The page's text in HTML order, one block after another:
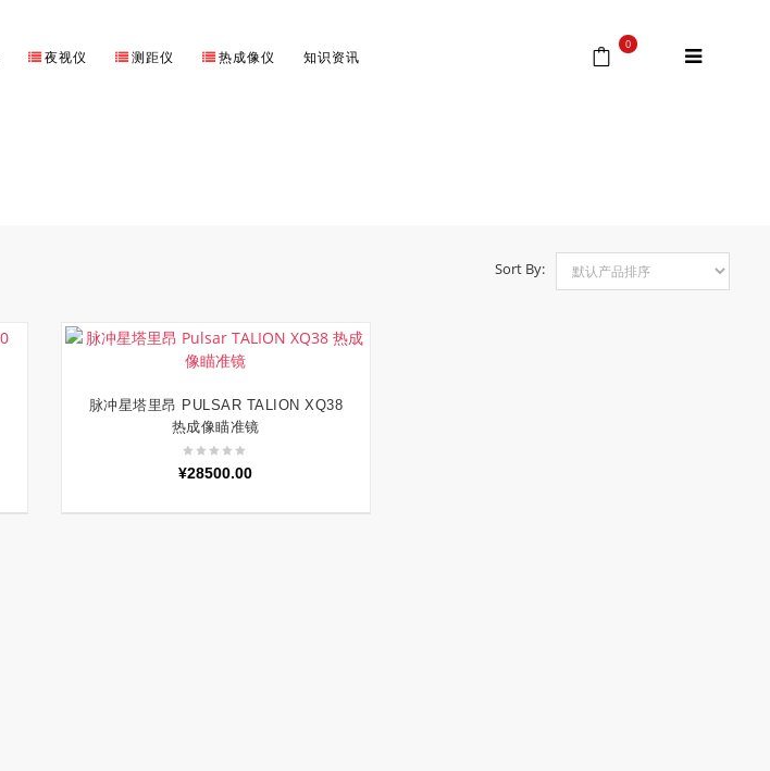
夜视仪 测距仪 热成像仪 知识资讯
0
Sort By:
加入购物车
脉冲星塔里昂 PULSAR TALION XQ38
热成像瞄准镜
¥28500.00